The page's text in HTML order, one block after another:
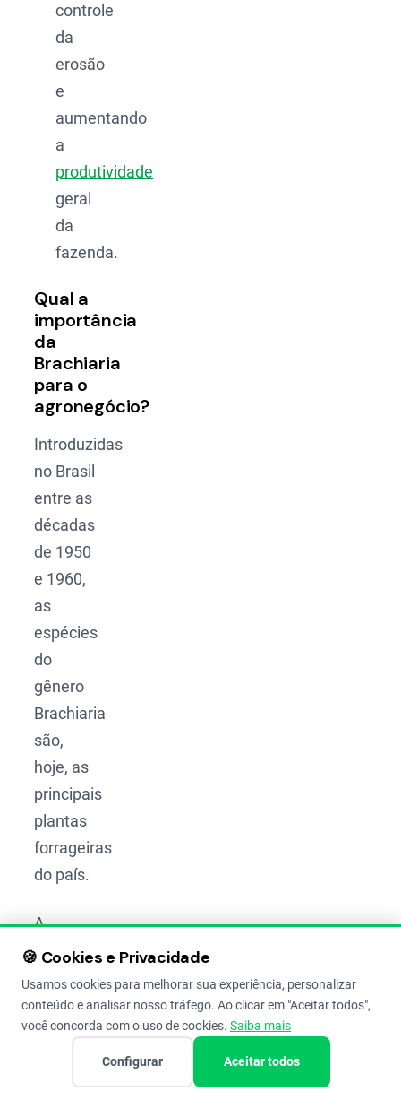
controle
da
erosão
e
aumentando
a
produtividade
geral
da
fazenda.
Qual a
importância
da
Brachiaria
para o
agronegócio?
Introduzidas
no Brasil
entre as
décadas
de 1950
e 1960,
as
espécies
do
gênero
Brachiaria
são,
hoje, as
principais
plantas
forrageiras
do país.
A
chegada
braquiarão
(Brachiaria
brizantha
🍪 Cookies e Privacidade
Usamos cookies para melhorar sua experiência, personalizar
conteúdo e analisar nosso tráfego. Ao clicar em "Aceitar todos",
você concorda com o uso de cookies. Saiba mais
Configurar Aceitar todos